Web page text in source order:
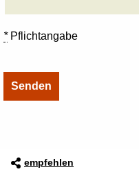
*Pflichtangabe
empfehlen